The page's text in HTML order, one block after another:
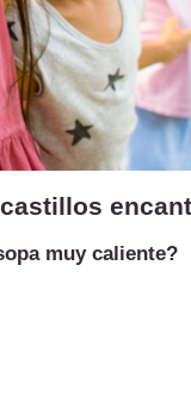
muy caliente?